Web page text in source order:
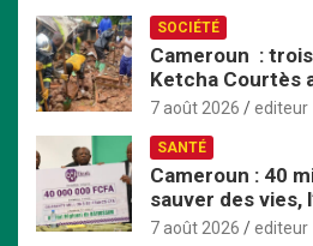
SOCIÉTÉ
Cameroun :
Ketcha Courtès
face aux
7 août 2026 editeur
SANTÉ
Cameroun : 40
sauver des vies,
Bafoussam
7 août 2026 editeur